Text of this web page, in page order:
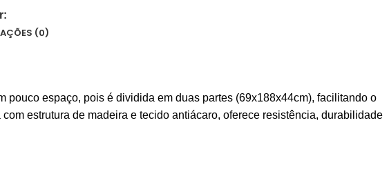
(0)
espaço, pois é dividida em duas partes (69x188x44cm), facilitando o
estrutura de madeira e tecido antiácaro, oferece resistência, durabilidade